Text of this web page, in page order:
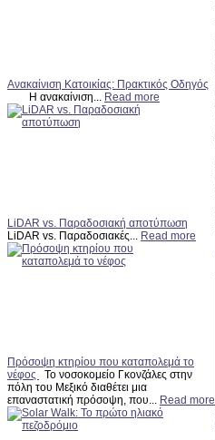
Ανακαίνιση Κατοικίας: Πρακτικός Οδηγός
Η ανακαίνιση... Read more
LiDAR vs. Παραδοσιακή αποτύπωση
LiDAR vs. Παραδοσιακές... Read more
Πρόσοψη κτηρίου που καταπολεμά το
νέφος
Το νοσοκομείο Γκονζάλες στην
πόλη του Μεξικό διαθέτει μια
επαναστατική πρόσοψη, που... Read more